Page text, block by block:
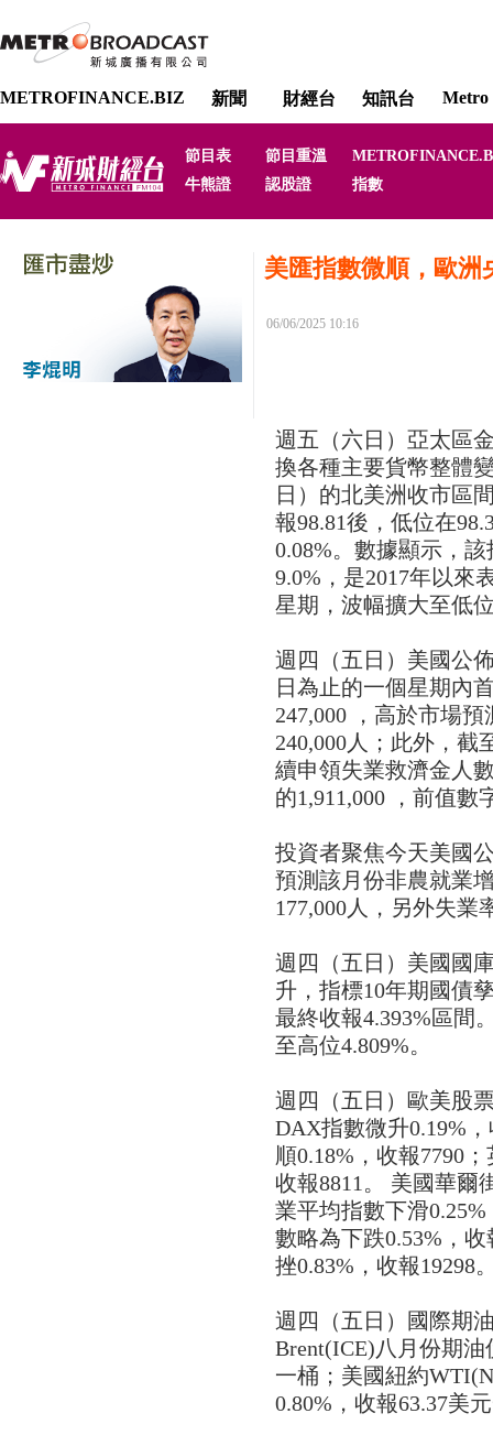
METROFINANCE.BIZ 新聞 財經台 知訊台 Metro
節目表 節目重溫
牛熊證
認股證 指數
美匯指數微順，歐洲
06/06/2025 10:16
週五（六日）亞太區
換各種主要貨幣整體
日）的北美洲收市區
報98.81後，低位在
0.08%。數據顯示，
9.0%，是2017年以來
星期，波幅擴大至低
週四（五日）美國公
日為止的一個星期內
247,000 ，高於市場
240,000人；此外，截
續申領失業救濟金人
的1,911,000 ，前值數
投資者聚焦今天美國
預測該月份非農就業
177,000人，另外失業
週四（五日）美國國
升，指標10年期國債
最終收報4.393%區間
至高位4.809%。
週四（五日）歐美股
DAX指數微升0.19%
順0.18%，收報7790
收報8811。 美國華爾
業平均指數下滑
數略為下跌0.53%，
挫0.83%，收報19298
週四（五日）國際期
Brent(ICE)八月份期油
一桶；美國紐約
0.80%，收報63.37美